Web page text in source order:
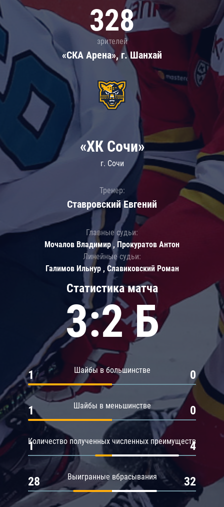
328
зрителей
«СКА Арена», г. Шанхай
Статистика матча
3:2 Б
Шайбы в большинстве
1 0
Шайбы в меньшинстве
1 0
Количество полученных численных преимуществ
1 4
Выигранные вбрасывания
28 32
«ХК Сочи»
г. Сочи
Тренер:
Ставровский Евгений
Главные судьи:
Мочалов Владимир , Прокуратов Антон
Линейные судьи:
Галимов Ильнур , Славиковский Роман